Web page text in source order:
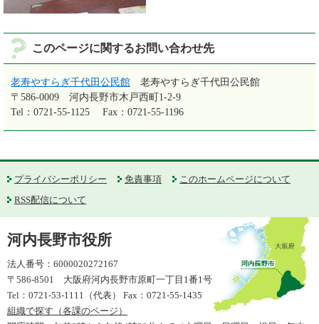
このページに関するお問い合わせ先
老寿やすらぎ千代田公民館
老寿やすらぎ千代田公民館
〒586-0009
河内長野市木戸西町1-2-9
Tel：0721-55-1125
Fax：0721-55-1196
プライバシーポリシー 免責事項
このホームページについて
RSS配信について
河内長野市役所
法人番号：6000020272167
〒586-8501 大阪府河内長野市原町一丁目1番1号
Tel：0721-53-1111（代表） Fax：0721-55-1435
組織で探す（各課のページ）